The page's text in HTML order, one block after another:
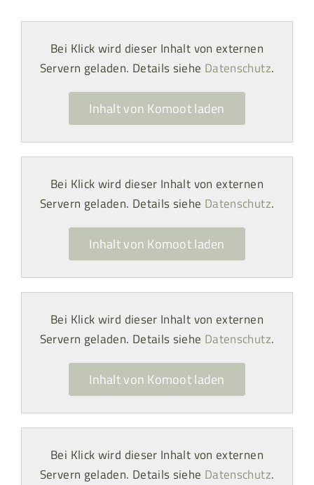
Bei Klick wird dieser Inhalt von externen
Servern geladen. Details siehe Datenschutz.
Inhalt von Komoot laden
Bei Klick wird dieser Inhalt von externen
Servern geladen. Details siehe Datenschutz.
Inhalt von Komoot laden
Bei Klick wird dieser Inhalt von externen
Servern geladen. Details siehe Datenschutz.
Inhalt von Komoot laden
Bei Klick wird dieser Inhalt von externen
Servern geladen. Details siehe Datenschutz.